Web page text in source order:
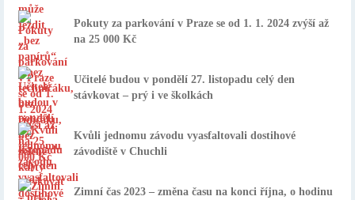
Pokuty za parkování v Praze se od 1. 1. 2024 zvýší až
na 25 000 Kč
Učitelé budou v pondělí 27. listopadu celý den
stávkovat – prý i ve školkách
Kvůli jednomu závodu vyasfaltovali dostihové
závodiště v Chuchli
Zimní čas 2023 – změna času na konci října, o hodinu